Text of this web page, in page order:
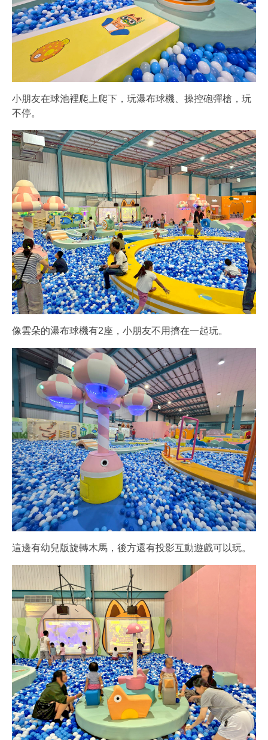
小朋友在球池裡爬上爬下，玩瀑布球機、操控砲彈槍，玩
不停。
像雲朵的瀑布球機有2座，小朋友不用擠在一起玩。
這邊有幼兒版旋轉木馬，後方還有投影互動遊戲可以玩。